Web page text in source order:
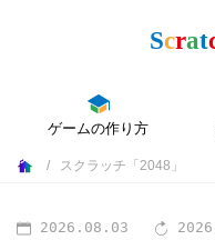
ゲームの作り方
スクラッチ「2048」
2026.08.03